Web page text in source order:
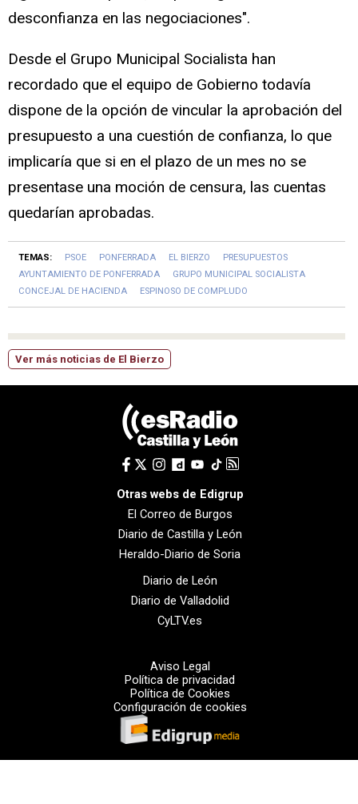
desconfianza en las negociaciones".
Desde el Grupo Municipal Socialista han
recordado que el equipo de Gobierno todavía
dispone de la opción de vincular la aprobación del
presupuesto a una cuestión de confianza, lo que
implicaría que si en el plazo de un mes no se
presentase una moción de censura, las cuentas
quedarían aprobadas.
TEMAS: PSOE PONFERRADA EL BIERZO
PRESUPUESTOS
AYUNTAMIENTO DE PONFERRADA
GRUPO MUNICIPAL SOCIALISTA
CONCEJAL DE HACIENDA
ESPINOSO DE COMPLUDO
Ver más noticias de El Bierzo
Otras webs de Edigrup
El Correo de Burgos
Diario de Castilla y León
Heraldo-Diario de Soria
Diario de León
Diario de Valladolid
CyLTV.es
Aviso Legal
Política de privacidad
Política de Cookies
Configuración de cookies